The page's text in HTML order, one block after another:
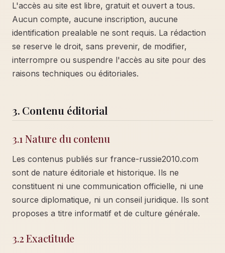
L'accès au site est libre, gratuit et ouvert a tous.
Aucun compte, aucune inscription, aucune
identification prealable ne sont requis. La rédaction
se reserve le droit, sans prevenir, de modifier,
interrompre ou suspendre l'accès au site pour des
raisons techniques ou éditoriales.
3. Contenu éditorial
3.1 Nature du contenu
Les contenus publiés sur france-russie2010.com
sont de nature éditoriale et historique. Ils ne
constituent ni une communication officielle, ni une
source diplomatique, ni un conseil juridique. Ils sont
proposes a titre informatif et de culture générale.
3.2 Exactitude